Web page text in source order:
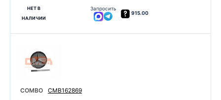
НЕТ В
НАЛИЧИИ
Запросить
915.00
COMBO CMB162869